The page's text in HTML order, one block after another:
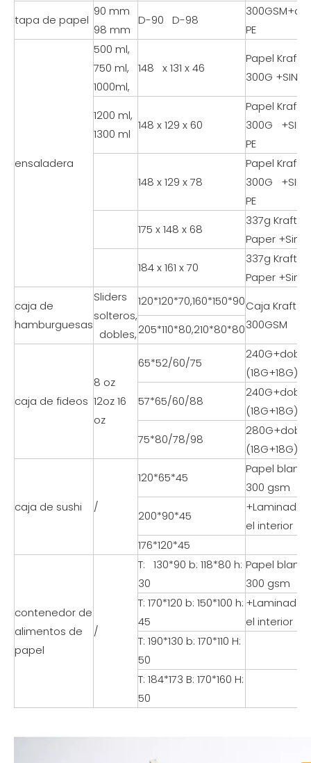
tapa de papel
90 mm
98 mm
D-90 D-98
PE
ensaladera
500 ml,
750 ml,
1000ml,
148 x 131 x 46
Papel Kraft
300G
1200 ml,
1300 ml
148 x 129 x 60
Papel Kraft
300G
PE
148 x 129 x 78
Papel Kraft
300G
PE
175 x 148 x 68
337g Kraft
Paper
184 x 161 x 70
337g Kraft
Paper
caja de
hamburguesas
Sliders
solteros,
dobles,
120*120*70,160*150*90Caja Kraft
300GSM
205*110*80,210*80*80
caja de fideos
8 oz
12oz 16
oz
65*52/60/75
(18G+18G)
57*65/60/88
(18G+18G)
75*80/78/98
(18G+18G)
caja de sushi /
120*65*45
Papel
300 gsm
200*90*45
+Laminado
el interior
176*120*45
contenedor de
alimentos de
papel
/
T: 130*90 b: 118*80 h:
30
Papel
300 gsm
T: 170*120 b: 150*100 h:
45
+Laminado
el interior
T: 190*130 b: 170*110 H:
50
T: 184*173 B: 170*160 H:
50